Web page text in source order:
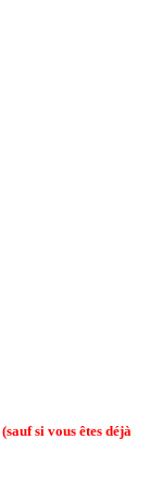
(sauf si vous êtes déjà